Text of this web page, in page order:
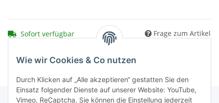
Sofort verfügbar Frage zum Artikel
Wie wir Cookies & Co nutzen
Durch Klicken auf „Alle akzeptieren“ gestatten Sie den
Einsatz folgender Dienste auf unserer Website: YouTube,
Vimeo, ReCaptcha. Sie können die Einstellung jederzeit